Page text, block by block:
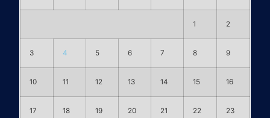
1 2
3 4 5 6 7 8 9
10 11 12 13 14 15 16
17 18 19 20 21 22 23